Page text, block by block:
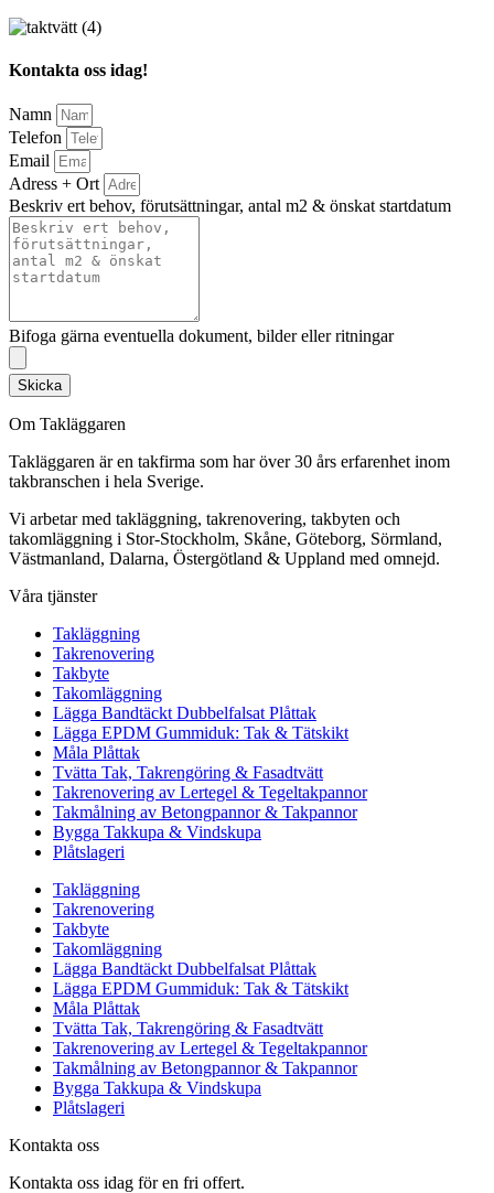
Kontakta oss idag!
Namn
Telefon
Email
Adress + Ort
Beskriv ert behov, förutsättningar, antal m2 & önskat startdatum
Bifoga gärna eventuella dokument, bilder eller ritningar
Skicka
Om Takläggaren
Takläggaren är en takfirma som har över 30 års erfarenhet inom
takbranschen i hela Sverige.
Vi arbetar med takläggning, takrenovering, takbyten och
takomläggning i Stor-Stockholm, Skåne, Göteborg, Sörmland,
Västmanland, Dalarna, Östergötland & Uppland med omnejd.
Våra tjänster
Takläggning
Takrenovering
Takbyte
Takomläggning
Lägga Bandtäckt Dubbelfalsat Plåttak
Lägga EPDM Gummiduk: Tak & Tätskikt
Måla Plåttak
Tvätta Tak, Takrengöring & Fasadtvätt
Takrenovering av Lertegel & Tegeltakpannor
Takmålning av Betongpannor & Takpannor
Bygga Takkupa & Vindskupa
Plåtslageri
Takläggning
Takrenovering
Takbyte
Takomläggning
Lägga Bandtäckt Dubbelfalsat Plåttak
Lägga EPDM Gummiduk: Tak & Tätskikt
Måla Plåttak
Tvätta Tak, Takrengöring & Fasadtvätt
Takrenovering av Lertegel & Tegeltakpannor
Takmålning av Betongpannor & Takpannor
Bygga Takkupa & Vindskupa
Plåtslageri
Kontakta oss
Kontakta oss idag för en fri offert.